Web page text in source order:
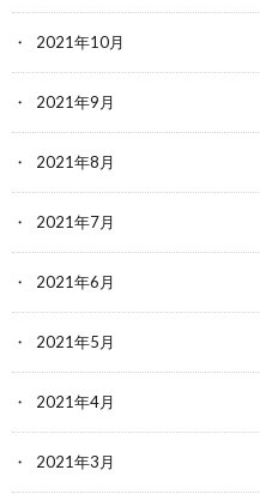
2021年10月
2021年9月
2021年8月
2021年7月
2021年6月
2021年5月
2021年4月
2021年3月